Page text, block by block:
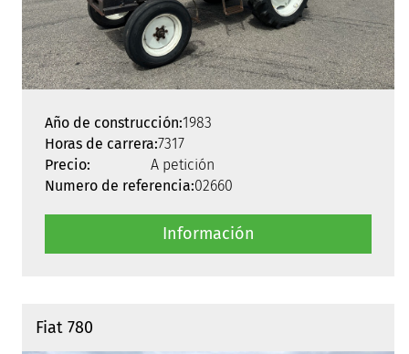
Año de construcción:1983
Horas de carrera:7317
Precio:
A petición
Numero de referencia:02660
Información
Fiat 780